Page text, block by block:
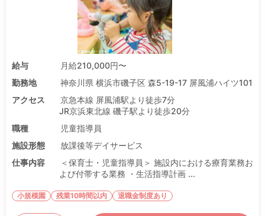
給与
月給210,000円〜
勤務地
神奈川県 横浜市磯子区 森5-19-17 屏風浦ハイツ101
アクセス
京急本線 屏風浦駅より徒歩7分
JR京浜東北線 磯子駅より徒歩20分
職種
児童指導員
施設形態
放課後等デイサービス
仕事内容
＜保育士・児童指導員＞ 施設内における療育業務お
よび付帯する業務 ・生活指導計画 ...
小規模園 残業10時間以内 退職金制度あり